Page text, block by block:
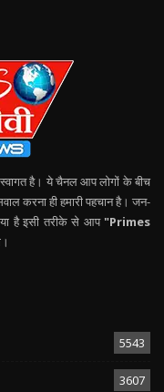
है। ये चैनल आप लोगों के बीच
करना ही हमारी पहचान है। जन-
है इसी तरीके से आप "Primes
5543
3607